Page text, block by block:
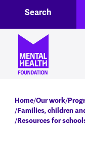
Header
Search
Home Our work
Families, children
Resources for